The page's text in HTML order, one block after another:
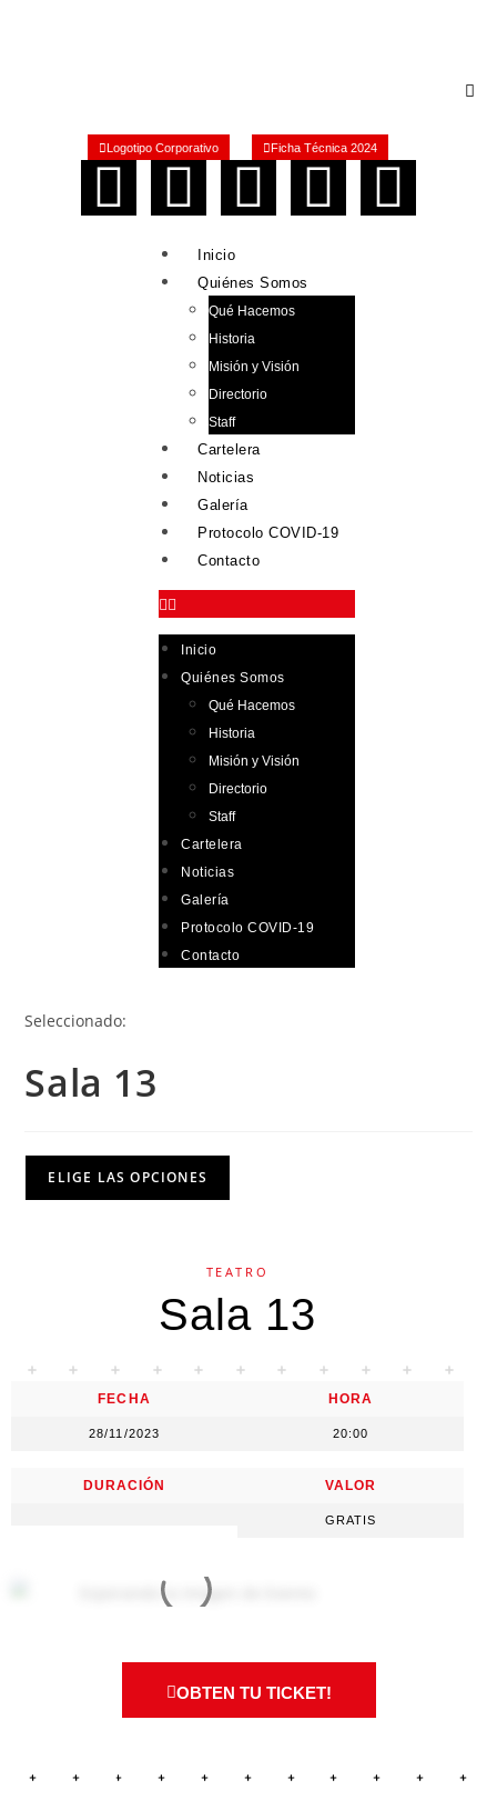
Logotipo Corporativo Ficha Técnica 2024
Inicio
Quiénes Somos
Qué Hacemos
Historia
Misión y Visión
Directorio
Staff
Cartelera
Noticias
Galería
Protocolo COVID-19
Contacto
Inicio
Quiénes Somos
Qué Hacemos
Historia
Misión y Visión
Directorio
Staff
Cartelera
Noticias
Galería
Protocolo COVID-19
Contacto
Seleccionado:
Sala 13
ELIGE LAS OPCIONES
TEATRO
Sala 13
FECHA
28/11/2023
HORA
20:00
DURACIÓN VALOR
GRATIS
OBTEN TU TICKET!